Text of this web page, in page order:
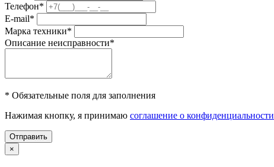
Телефон*
E-mail*
Марка техники*
Описание неисправности*
* Обязательные поля для заполнения
Нажимая кнопку, я принимаю соглашение о конфиденциальности
Отправить
×